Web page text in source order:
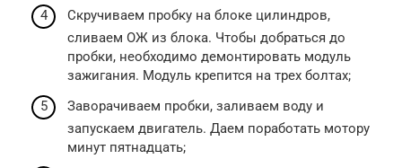
Скручиваем пробку на блоке цилиндров,
сливаем ОЖ из блока. Чтобы добраться до
пробки, необходимо демонтировать модуль
зажигания. Модуль крепится на трех болтах;
Заворачиваем пробки, заливаем воду и
запускаем двигатель. Даем поработать мотору
минут пятнадцать;